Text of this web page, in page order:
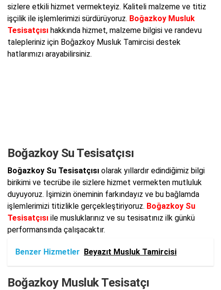
sizlere etkili hizmet vermekteyiz. Kaliteli malzeme ve titiz
işçilik ile işlemlerimizi sürdürüyoruz. Boğazkoy Musluk
Tesisatçısı hakkında hizmet, malzeme bilgisi ve randevu
talepleriniz için Boğazkoy Musluk Tamircisi destek
hatlarımızı arayabilirsiniz.
Boğazkoy Su Tesisatçısı
Boğazkoy Su Tesisatçısı olarak yıllardır edindiğimiz bilgi
birikimi ve tecrübe ile sizlere hizmet vermekten mutluluk
duyuyoruz. İşimizin öneminin farkındayız ve bu bağlamda
işlemlerimizi titizlikle gerçekleştiriyoruz. Boğazkoy Su
Tesisatçısı ile musluklarınız ve su tesisatınız ilk günkü
performansında çalışacaktır.
Benzer Hizmetler Beyazıt Musluk Tamircisi
Boğazkoy Musluk Tesisatçı